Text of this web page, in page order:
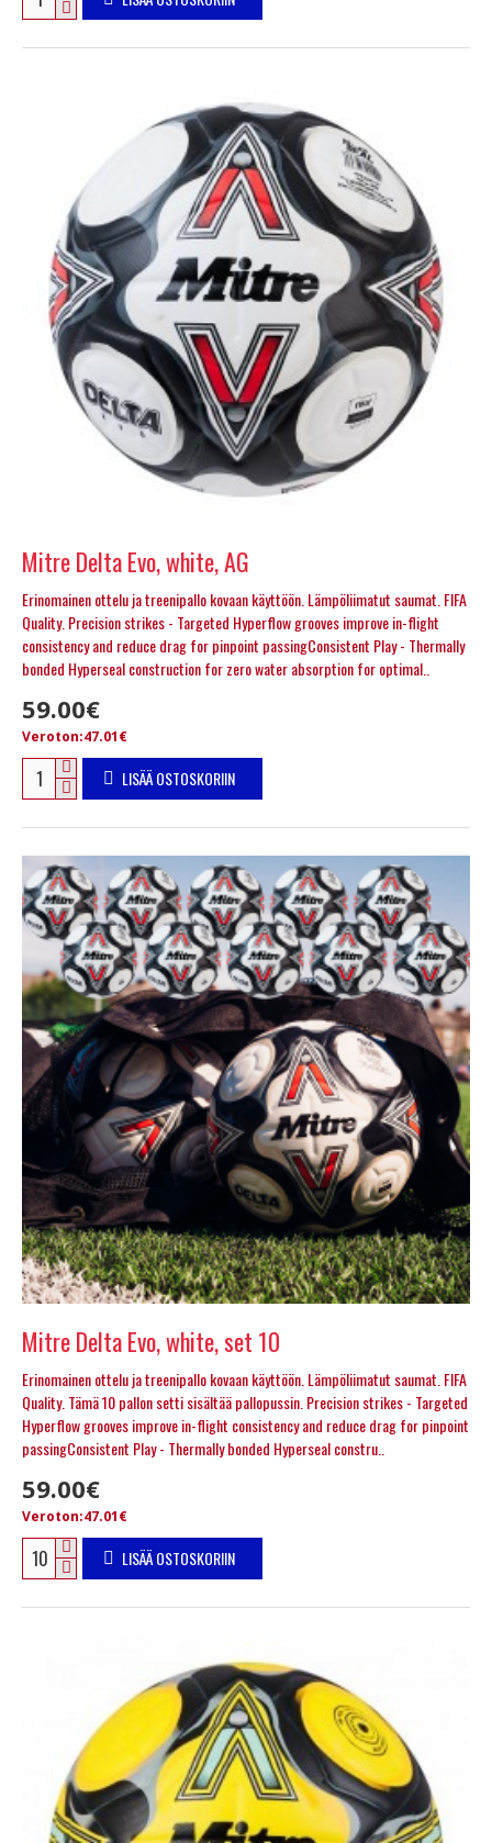
Mitre Delta Evo, white, AG
Erinomainen ottelu ja treenipallo kovaan käyttöön. Lämpöliimatut saumat. FIFA
Quality. Precision strikes - Targeted Hyperflow grooves improve in-flight
consistency and reduce drag for pinpoint passingConsistent Play - Thermally
bonded Hyperseal construction for zero water absorption for optimal..
59.00€
Veroton:47.01€
LISÄÄ OSTOSKORIIN
Mitre Delta Evo, white, set 10
Erinomainen ottelu ja treenipallo kovaan käyttöön. Lämpöliimatut saumat. FIFA
Quality. Tämä 10 pallon setti sisältää pallopussin. Precision strikes - Targeted
Hyperflow grooves improve in-flight consistency and reduce drag for pinpoint
passingConsistent Play - Thermally bonded Hyperseal constru..
59.00€
Veroton:47.01€
LISÄÄ OSTOSKORIIN